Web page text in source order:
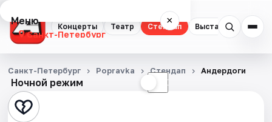
Концерты Театр Стендап Выставки
Меню ×
Санкт-Петербург
Концерты
Театр
Ночной режим ☾
Санкт-Петербург Popravka Стендап Андердоги